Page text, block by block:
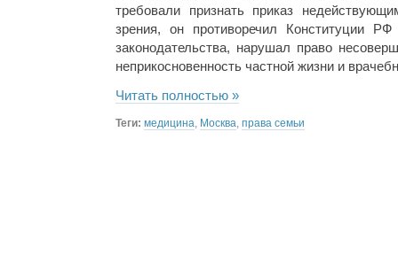
требовали признать приказ
зрения, он противоречил Конституции
законодательства, нарушал право
неприкосновенность частной жизни и
Читать полностью »
Теги: медицина, Москва, права семьи